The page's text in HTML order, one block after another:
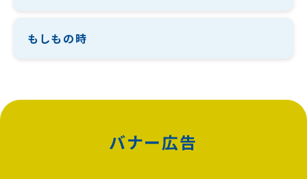
もしもの時
バナー広告